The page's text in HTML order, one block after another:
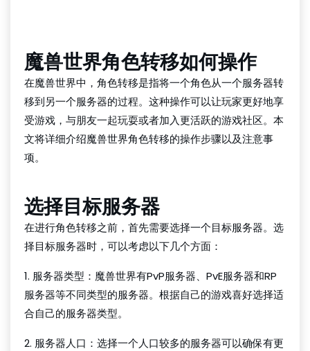
魔兽世界角色转移如何操作
在魔兽世界中，角色转移是指将一个角色从一个服务器转
移到另一个服务器的过程。这种操作可以让玩家更好地享
受游戏，与朋友一起玩耍或者加入更活跃的游戏社区。本
文将详细介绍魔兽世界角色转移的操作步骤以及注意事
项。
选择目标服务器
在进行角色转移之前，首先需要选择一个目标服务器。选
择目标服务器时，可以考虑以下几个方面：
1. 服务器类型：魔兽世界有PvP服务器、PvE服务器和RP
服务器等不同类型的服务器。根据自己的游戏喜好选择适
合自己的服务器类型。
2. 服务器人口：选择一个人口较多的服务器可以确保有更